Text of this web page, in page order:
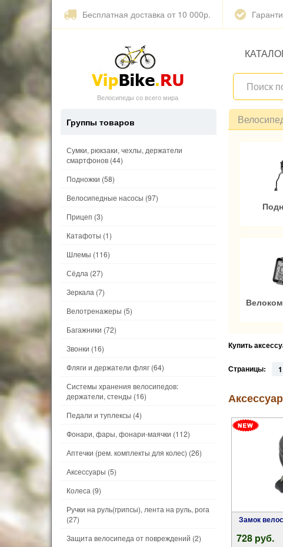
Бесплатная доставка от 10 000р.
Велосипеды со всего мира
Купить
Страницы: 1
Замок велосипедный противоугонный M-
728 pуб.
Группы товаров
Сумки, рюкзаки, чехлы, держатели
смартфонов (44)
Подножки (58)
Велосипедные насосы (97)
Прицеп (3)
Катафоты (1)
Шлемы (116)
Сёдла (27)
Зеркала (7)
Велотренажеры (5)
Багажники (72)
Звонки (16)
Фляги и держатели фляг (64)
Системы хранения велосипедов:
держатели, стенды (16)
Педали и туплексы (4)
Фонари, фары, фонари-маячки (112)
Аптечки (рем. комплекты для колес) (26)
Аксессуары (5)
Колеса (9)
Ручки на руль(грипсы), лента на руль, рога
(27)
Защита велосипеда от повреждений (2)